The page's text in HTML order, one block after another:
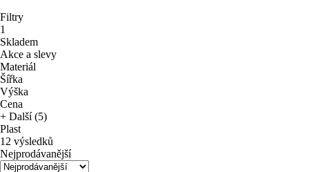
Filtry
1
Skladem
Akce a slevy
Materiál
Šířka
Výška
Cena
+ Další (5)
Plast
12 výsledků
Nejprodávanější